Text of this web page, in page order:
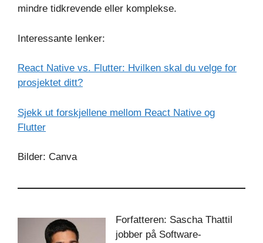
mindre tidkrevende eller komplekse.
Interessante lenker:
React Native vs. Flutter: Hvilken skal du velge for
prosjektet ditt?
Sjekk ut forskjellene mellom React Native og
Flutter
Bilder: Canva
Forfatteren: Sascha Thattil
jobber på Software-